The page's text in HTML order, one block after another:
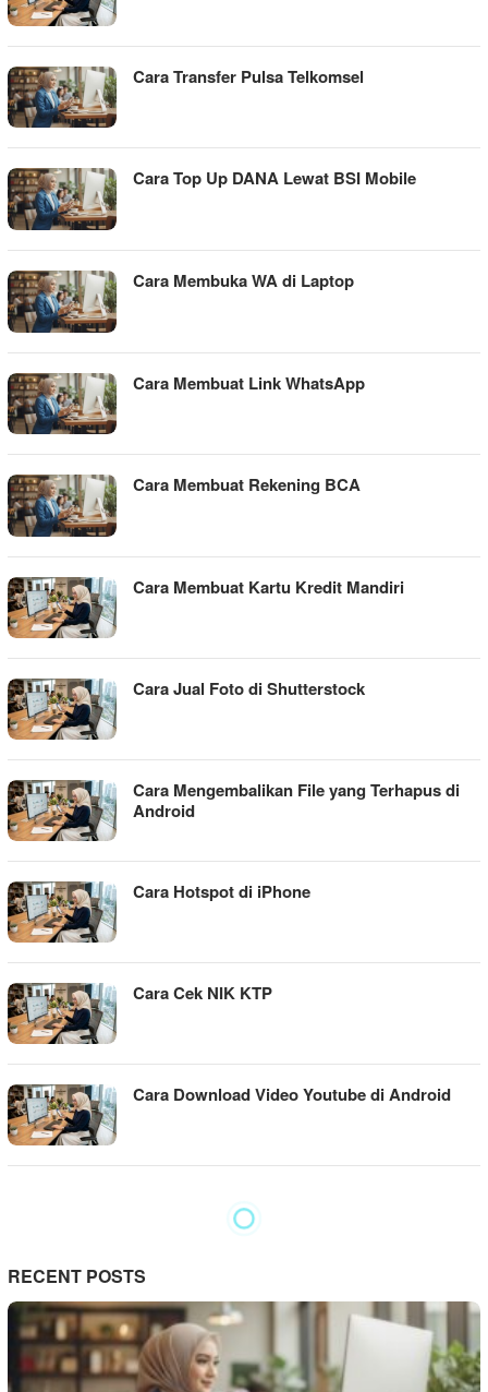
Cara Transfer Pulsa Telkomsel
Cara Top Up DANA Lewat BSI Mobile
Cara Membuka WA di Laptop
Cara Membuat Link WhatsApp
Cara Membuat Rekening BCA
Cara Membuat Kartu Kredit Mandiri
Cara Jual Foto di Shutterstock
Cara Mengembalikan File yang Terhapus di
Android
Cara Hotspot di iPhone
Cara Cek NIK KTP
Cara Download Video Youtube di Android
RECENT POSTS